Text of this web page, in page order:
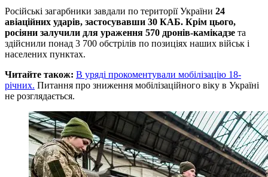
Російські загарбники завдали по території України 24
авіаційних ударів, застосувавши 30 КАБ. Крім цього,
росіяни залучили для ураження 570 дронів-камікадзе та
здійснили понад 3 700 обстрілів по позиціях наших військ і
населених пунктах.
Читайте також: В уряді прокоментували мобілізацію 18-
річних. Питання про зниження мобілізаційного віку в Україні
не розглядається.